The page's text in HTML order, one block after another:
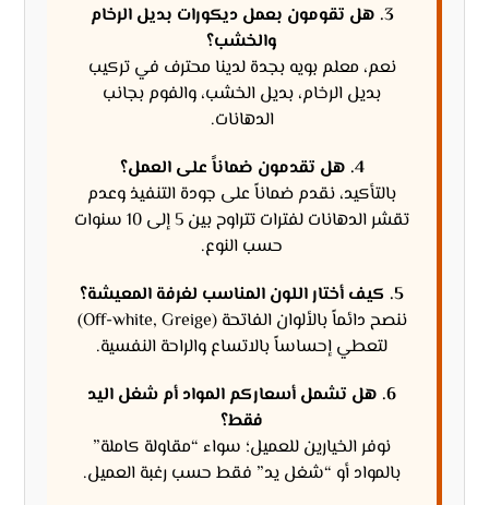
3. هل تقومون بعمل ديكورات بديل الرخام
والخشب؟
نعم، معلم بويه بجدة لدينا محترف في تركيب
بديل الرخام، بديل الخشب، والفوم بجانب
الدهانات.
4. هل تقدمون ضماناً على العمل؟
بالتأكيد، نقدم ضماناً على جودة التنفيذ وعدم
تقشر الدهانات لفترات تتراوح بين 5 إلى 10 سنوات
حسب النوع.
5. كيف أختار اللون المناسب لغرفة المعيشة؟
ننصح دائماً بالألوان الفاتحة (Off-white, Greige)
لتعطي إحساساً بالاتساع والراحة النفسية.
6. هل تشمل أسعاركم المواد أم شغل اليد
فقط؟
نوفر الخيارين للعميل؛ سواء “مقاولة كاملة”
بالمواد أو “شغل يد” فقط حسب رغبة العميل.